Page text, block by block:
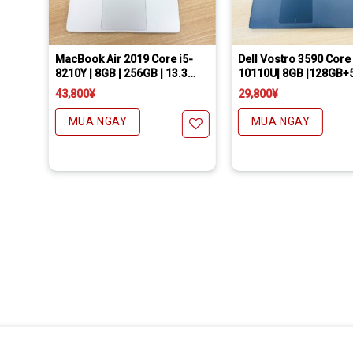
MacBook Air 2019 Core i5-
8210Y | 8GB | 256GB | 13.3
inch
43,800¥
Yêu thích
MUA NGAY
Dell Vostro 3590
10110U| 8GB
|15.6inch HD
29,800¥
MUA NGAY